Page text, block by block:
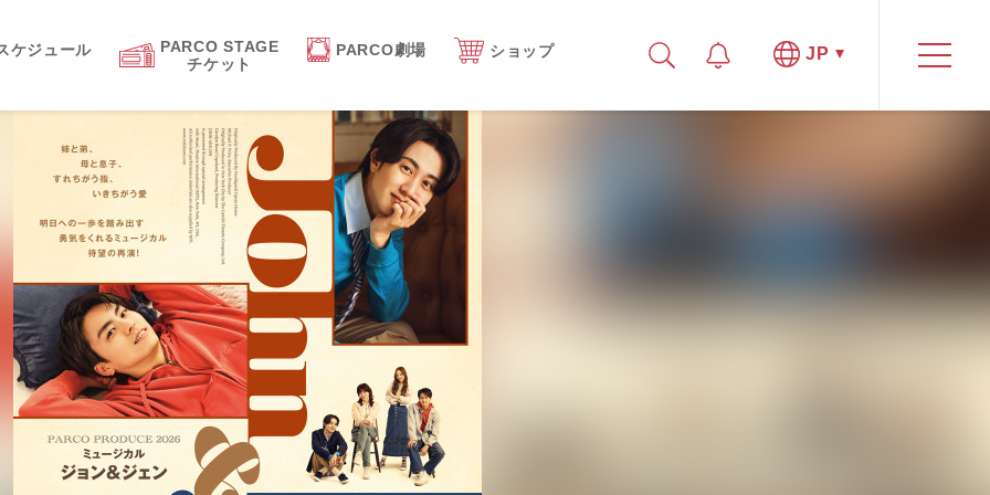
ケジュール
PARCO STAGE
チケット
PARCO劇場 ショップ JP